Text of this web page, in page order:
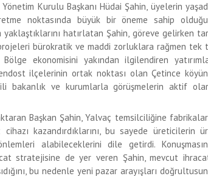
Kurulu Başkanı Hüdai Şahin, üyelerin
noktasında büyük bir öneme sahip
hatırlatan Şahin, göreve gelirken
bürokratik ve maddi zorluklara rağmen tek
ekonomisini yakından ilgilendiren
ilçelerinin ortak noktası olan Çetince
bakanlık ve kurumlarla görüşmelerin aktif
Başkan Şahin, Yalvaç temsilciliğine
kazandırdıklarını, bu sayede üreticilerin
alabileceklerini dile getirdi.
stratejisine de yer veren Şahin, mevcut
bu nedenle yeni pazar arayışları